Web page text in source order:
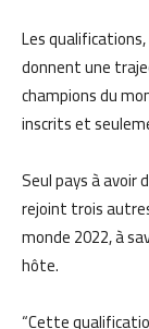
Les
donnent une
champions du
inscrits et
Seul pays à
rejoint trois
monde 2022, à
hôte.
“Cette